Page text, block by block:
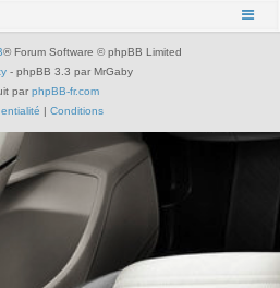
® Forum Software © phpBB Limited
- phpBB 3.3 par MrGaby
par phpBB-fr.com
| Conditions